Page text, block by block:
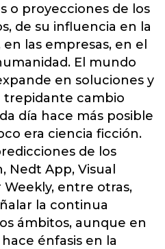
o proyecciones de los
de su influencia en la
las empresas, en el
El mundo
en soluciones y
trepidante cambio
día hace más posible
era ciencia ficción.
de los
Nedt App, Visual
entre otras,
la continua
ámbitos, aunque en
énfasis en la